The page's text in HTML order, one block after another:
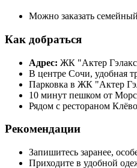
Можно заказать
Как добраться
Адрес: ЖК "Актер
В центре Сочи, удобная
Парковка в ЖК "Актер
10 минут пешком от
Рядом с рестораном
Рекомендации
Запишитесь заранее,
Приходите в удобной